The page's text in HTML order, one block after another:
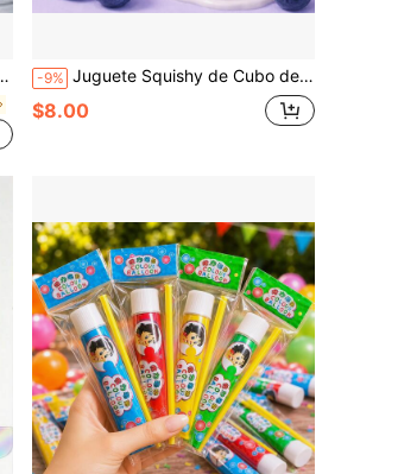
-9% Juguete Squishy de Cubo de Crema de Arándano, Juguete de Alivio de Estrés de Tacto Suave, Juguete de Liberación Emocional Calmante del Estado de Ánimo, Regalo Divertido, Regalo de Escritorio, Regalo Perfecto para Mujeres Adultas
$8.00